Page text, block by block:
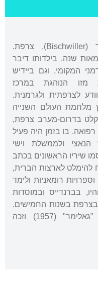
נולד בעיירה האלזסית בישווילר (Bischwiller), צרפת.
שנה. בילדותו דיבר
המקומי, וגם ביידיש
הנוהגת במרכז
לצרפתית ולגרמנית.
מלחמת העולם השנייה
בדרום-מערב צרפת,
רפואה. בו בזמן היה פעיל
ולממשלת וישי
כבר ב-1942 התפרסמו שיריו הראשונים בכתב
בראשית 1943 הצליח להימלט לארצות הברית,
רומאניות ולימד
בברנדייס ובמוסדות
בצרפת בשנות החמישים.
"הקיץ האינדיאני" יצא בהוצאת "גאלימר" (1957) וזכה